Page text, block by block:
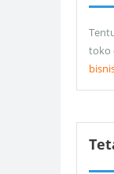
toko